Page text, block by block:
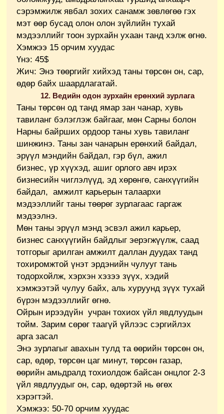
сэрэмжилж явбал зохих санамж зөвлөгөө гэх
мэт өөр бусад олон олон зүйлийн тухай
мэдээллийг тоон зурхайн ухаан танд хэлж өгнө.
Хэмжээ 15 орчим хуудас
Үнэ: 45$
Жич: Энэ төөргийг хийхэд таны төрсөн он, сар,
өдөр байх шаардлагатай.
12. Ведийн одон зурхайн ерөнхий зурлага
Таны төрсөн од танд ямар зан чанар, хувь
тавиланг бэлэглэж байгааг, мөн Сарны болон
Нарны байрших ордоор таны хувь тавиланг
шинжинэ. Таны зан чанарын ерөнхий байдал,
эрүүл мэндийн байдал, гэр бүл, ажил
бизнес, үр хүүхэд, ашиг орлого авч ирэх
бизнесийн чиглэлүүд, эд хөрөнгө, санхүүгийн
байдал, амжилт карьерын талаархи
мэдээллийг таны төөрөг зурлагаас гаргаж
мэдээлнэ.
Мөн таны эрүүл мэнд эсвэл ажил карьер,
бизнес санхүүгийн байдлыг эерэгжүүлж, саад
тотгорыг арилган амжилт даллан дуудах танд
тохиромжтой үнэт эрдэнийн чулууг тань
тодорхойлж, хэрхэн хэзээ зүүх, хэдий
хэмжээтэй чулуу байх, аль хуруунд зүүх тухай
бүрэн мэдээллийг өгнө.
Ойрын ирээдүйн учран тохиох үйл явдлуудын
тойм. Зарим сөрөг таагүй үйлээс сэргийлэх
арга засал
Энэ зурлагыг авахын тулд та өөрийн төрсөн он,
сар, өдөр, төрсөн цаг минут, төрсөн газар,
өөрийн амьдралд тохиолдож байсан онцлог 2-3
үйл явдлуудыг он, сар, өдөртэй нь өгөх
хэрэгтэй.
Хэмжээ: 50-70 орчим хуудас